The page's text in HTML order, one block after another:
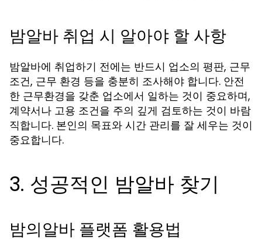
밤알바 취업 시 알아야 할 사항
밤알바에 취업하기 전에는 반드시 업소의 평판, 근무
조건, 근무 환경 등을 충분히 조사해야 합니다. 안전
한 근무환경을 갖춘 업소에서 일하는 것이 중요하며,
계약서나 고용 조건을 주의 깊게 검토하는 것이 바람
직합니다. 본인의 목표와 시간 관리를 잘 세우는 것이
중요합니다.
3. 성공적인 밤알바 찾기
밤의알바 플랫폼 활용법